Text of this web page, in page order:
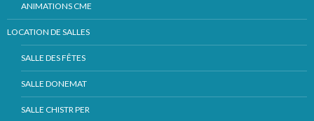
ANIMATIONS CME
LOCATION DE SALLES
SALLE DES FÊTES
SALLE DONEMAT
SALLE CHISTR PER